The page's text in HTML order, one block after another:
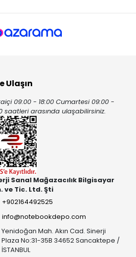
Ulaşın
09:00 - 18:00 Cumartesi 09:00 -
saatleri arasında ulaşabilirsiniz.
Sanal Mağazacılık Bilgisayar
ve Tic. Ltd. Şti
+902164492525
info@notebookdepo.com
Yenidoğan Mah. Akın Cad. Sinerji
Plaza No:31-35B 34652 Sancaktepe /
İSTANBUL